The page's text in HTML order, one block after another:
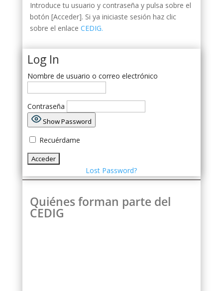
Introduce tu usuario y contraseña y pulsa sobre el
botón [Acceder]. Si ya iniciaste sesión haz clic
sobre el enlace CEDIG.
Log In
Nombre de usuario o correo electrónico
Contraseña
Show Password
Recuérdame
Lost Password?
Quiénes forman parte del
CEDIG